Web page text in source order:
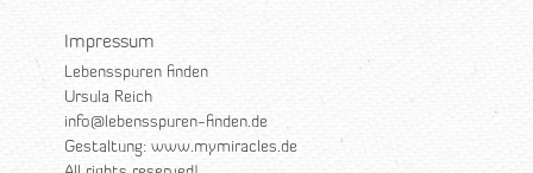
Impressum
Lebensspuren finden
Ursula Reich
info@lebensspuren-finden.de
Gestaltung: www.mymiracles.de